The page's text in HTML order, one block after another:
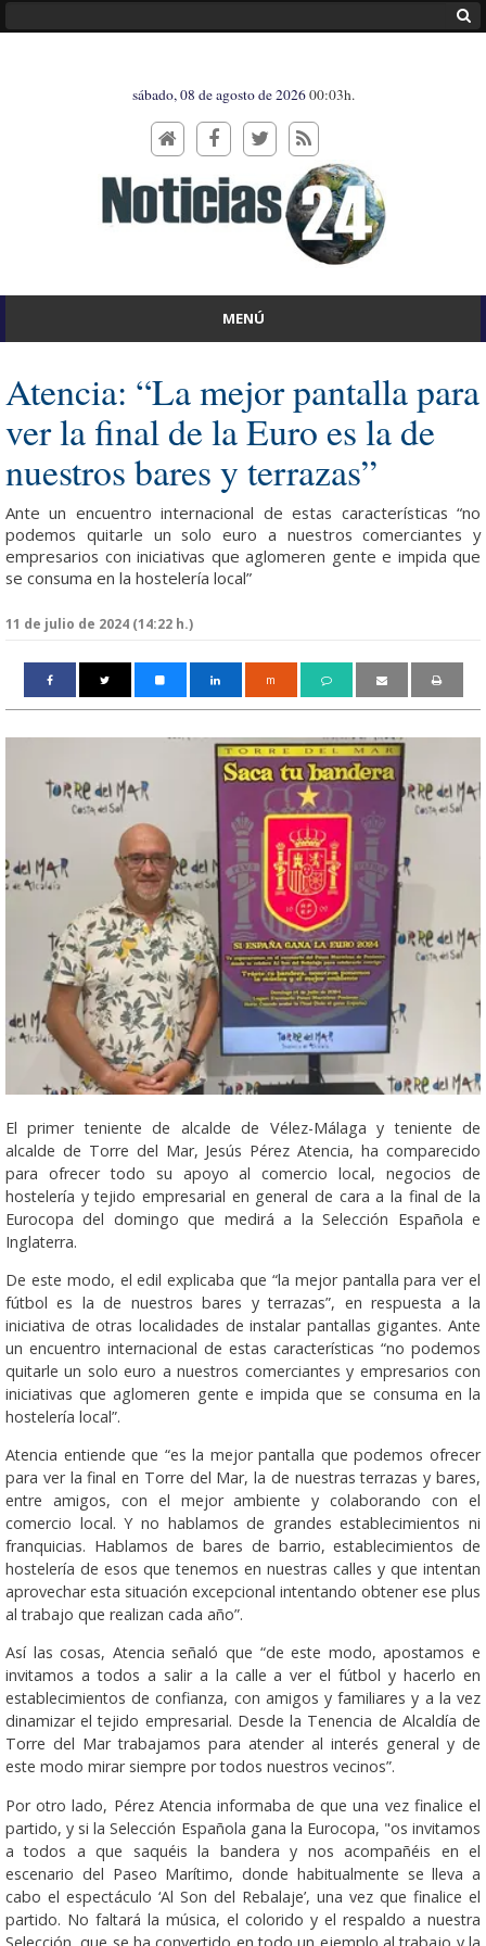
sábado, 08 de agosto de 202600:03h.
MENÚ
Atencia: “La mejor pantalla para
ver la final de la Euro es la de
nuestros bares y terrazas”
Ante un encuentro internacional de estas características “no
podemos quitarle un solo euro a nuestros comerciantes y
empresarios con iniciativas que aglomeren gente e impida que
se consuma en la hostelería local”
11 de julio de 2024 (14:22 h.)
m
El primer teniente de alcalde de Vélez-Málaga y teniente de
alcalde de Torre del Mar, Jesús Pérez Atencia, ha comparecido
para ofrecer todo su apoyo al comercio local, negocios de
hostelería y tejido empresarial en general de cara a la final de la
Eurocopa del domingo que medirá a la Selección Española e
Inglaterra.
De este modo, el edil explicaba que “la mejor pantalla para ver el
fútbol es la de nuestros bares y terrazas”, en respuesta a la
iniciativa de otras localidades de instalar pantallas gigantes. Ante
un encuentro internacional de estas características “no podemos
quitarle un solo euro a nuestros comerciantes y empresarios con
iniciativas que aglomeren gente e impida que se consuma en la
hostelería local”.
Atencia entiende que “es la mejor pantalla que podemos ofrecer
para ver la final en Torre del Mar, la de nuestras terrazas y bares,
entre amigos, con el mejor ambiente y colaborando con el
comercio local. Y no hablamos de grandes establecimientos ni
franquicias. Hablamos de bares de barrio, establecimientos de
hostelería de esos que tenemos en nuestras calles y que intentan
aprovechar esta situación excepcional intentando obtener ese plus
al trabajo que realizan cada año”.
Así las cosas, Atencia señaló que “de este modo, apostamos e
invitamos a todos a salir a la calle a ver el fútbol y hacerlo en
establecimientos de confianza, con amigos y familiares y a la vez
dinamizar el tejido empresarial. Desde la Tenencia de Alcaldía de
Torre del Mar trabajamos para atender al interés general y de
este modo mirar siempre por todos nuestros vecinos”.
Por otro lado, Pérez Atencia informaba de que una vez finalice el
partido, y si la Selección Española gana la Eurocopa, "os invitamos
a todos a que saquéis la bandera y nos acompañéis en el
escenario del Paseo Marítimo, donde habitualmente se lleva a
cabo el espectáculo ‘Al Son del Rebalaje’, una vez que finalice el
partido. No faltará la música, el colorido y el respaldo a nuestra
Selección, que se ha convertido en todo un ejemplo al trabajo y la